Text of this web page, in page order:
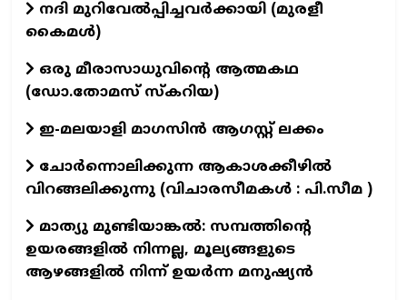
നദി മുറിവേൽപ്പിച്ചവർക്കായി (മുരളീ
കൈമൾ)
ഒരു മീരാസാധുവിന്റെ ആത്മകഥ
(ഡോ.തോമസ് സ്കറിയ)
ഇ-മലയാളി മാഗസിൻ ആഗസ്റ്റ് ലക്കം
ചോർന്നൊലിക്കുന്ന ആകാശക്കീഴിൽ
വിറങ്ങലിക്കുന്നു (വിചാരസീമകൾ : പി.സീമ )
മാത്യു മുണ്ടിയാങ്കൽ: സമ്പത്തിന്റെ
ഉയരങ്ങളിൽ നിന്നല്ല, മൂല്യങ്ങളുടെ
ആഴങ്ങളിൽ നിന്ന് ഉയർന്ന മനുഷ്യൻ